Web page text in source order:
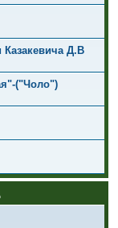
Казакевича Д.В
("Чоло")